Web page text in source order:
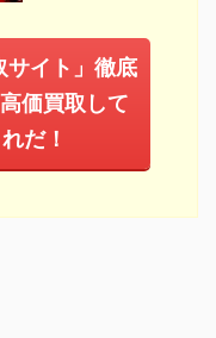
サイト」徹底
価買取して
だ！